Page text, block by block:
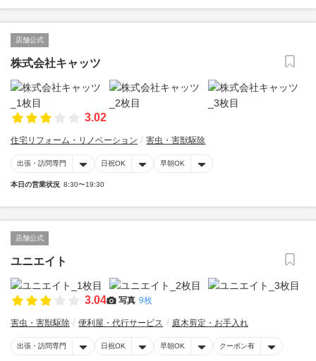
店舗公式
株式会社キャッツ
3.02
住宅リフォーム・リノベーション 害虫・害獣駆除
出張・訪問専門 日祝OK 早朝OK
本日の営業状況 8:30〜19:30
店舗公式
ユニエイト
3.04 写真 9枚
害虫・害獣駆除 便利屋・代行サービス 庭木剪定・お手入れ
出張・訪問専門 日祝OK 早朝OK クーポン有